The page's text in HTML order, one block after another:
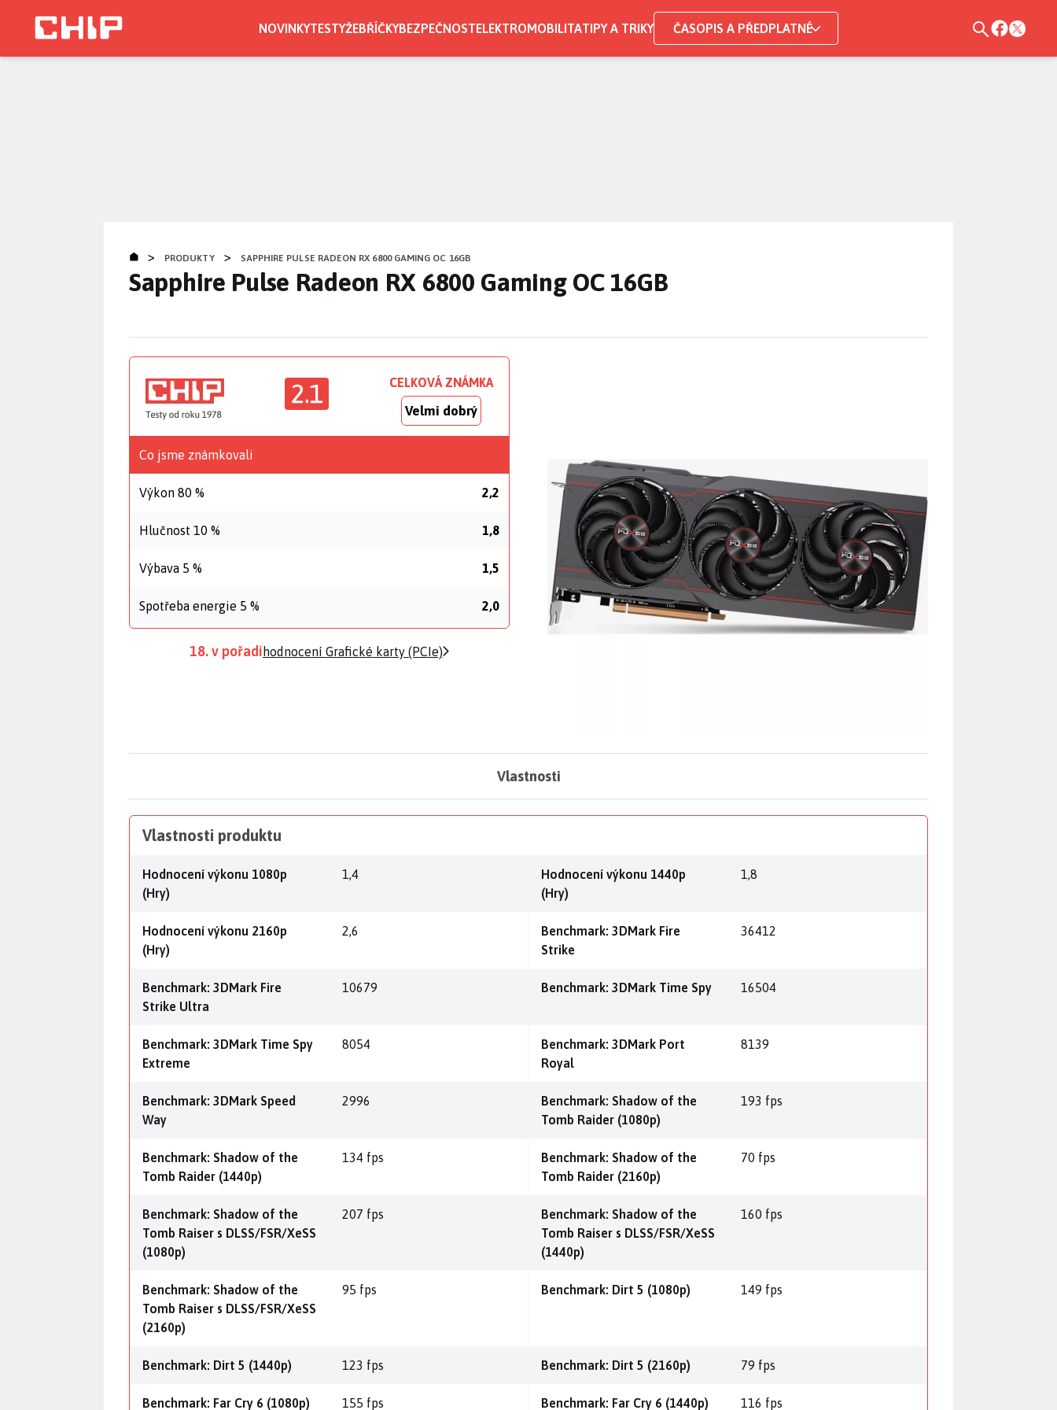
NOVINKYTESTYŽEBŘÍČKYBEZPEČNOSTELEKTROMOBILITATIPY A TRIKY ČASOPIS A PŘEDPLATNÉ
> PRODUKTY > SAPPHIRE PULSE RADEON RX 6800 GAMING OC 16GB
Sapphire Pulse Radeon RX 6800 Gaming OC 16GB
2.1 CELKOVÁ ZNÁMKA
Velmi dobrý
Co jsme známkovali
Výkon 80 % 2,2
Hlučnost 10 % 1,8
Výbava 5 % 1,5
Spotřeba energie 5 % 2,0
18. v pořadí hodnocení Grafické karty (PCIe)
Vlastnosti
Vlastnosti produktu
Hodnocení výkonu 1080p
(Hry)
1,4
Hodnocení výkonu 1440p
(Hry)
1,8
Hodnocení výkonu 2160p
(Hry)
2,6
Benchmark: 3DMark Fire
Strike
36412
Benchmark: 3DMark Fire
Strike Ultra
10679 Benchmark: 3DMark Time Spy 16504
Benchmark: 3DMark Time Spy
Extreme
8054
Benchmark: 3DMark Port
Royal
8139
Benchmark: 3DMark Speed
Way
2996
Benchmark: Shadow of the
Tomb Raider (1080p)
193 fps
Benchmark: Shadow of the
Tomb Raider (1440p)
134 fps
Benchmark: Shadow of the
Tomb Raider (2160p)
70 fps
Benchmark: Shadow of the
Tomb Raiser s DLSS/FSR/XeSS
(1080p)
207 fps
Benchmark: Shadow of the
Tomb Raiser s DLSS/FSR/XeSS
(1440p)
160 fps
Benchmark: Shadow of the
Tomb Raiser s DLSS/FSR/XeSS
(2160p)
95 fps Benchmark: Dirt 5 (1080p) 149 fps
Benchmark: Dirt 5 (1440p) 123 fps Benchmark: Dirt 5 (2160p) 79 fps
Benchmark: Far Cry 6 (1080p) 155 fps Benchmark: Far Cry 6 (1440p) 116 fps